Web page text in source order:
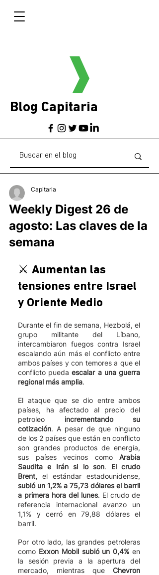
Blog Capitaria
Weekly Digest 26 de
agosto: Las claves de la
semana
Capitaria
⚔️ Aumentan las
tensiones entre Israel
y Oriente Medio
Durante el fin de semana, Hezbolá, el
grupo militante del Líbano,
intercambiaron fuegos contra Israel
escalando aún más el conflicto entre
ambos países y con temores a que el
conflicto pueda escalar a una guerra
regional más amplia.
El ataque que se dio entre ambos
países, ha afectado al precio del
petroleo incrementando su
cotización. A pesar de que ninguno
de los 2 países que están en conflicto
son grandes productos de energía,
sus países vecinos como Arabia
Saudita e Irán si lo son. El crudo
Brent,
subió un 1,2% a 75,73 dólares el barril
a primera hora del lunes. El crudo de
referencia internacional avanzo un
1,1% y cerró en 79,88 dólares el
barril.
Por otro lado, las grandes petroleras
como Exxon Mobil subió un 0,4% en
la sesión previa a la apertura del
mercado, mientras que Chevron